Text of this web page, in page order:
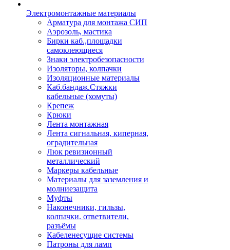
Электромонтажные материалы
Арматура для монтажа СИП
Аэрозоль, мастика
Бирки каб.,площадки
самоклеющиеся
Знаки электробезопасности
Изоляторы, колпачки
Изоляционные материалы
Каб.бандаж.Стяжки
кабельные (хомуты)
Крепеж
Крюки
Лента монтажная
Лента сигнальная, киперная,
оградительная
Люк ревизионный
металлический
Маркеры кабельные
Материалы для заземления и
молниезащита
Муфты
Наконечники, гильзы,
колпачки. ответвители,
разъёмы
Кабеленесущие системы
Патроны для ламп